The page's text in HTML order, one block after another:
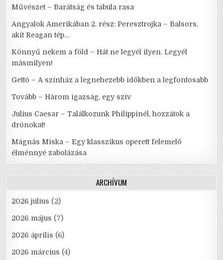
Művészet – Barátság és tabula rasa
Angyalok Amerikában 2. rész: Peresztrojka – Balsors,
akit Reagan tép…
Könnyű nekem a föld – Hát ne legyél ilyen. Legyél
másmilyen!
Gettó – A színház a legnehezebb időkben a legfontosabb
Tovább – Három igazság, egy szív
Julius Caesar – Találkozunk Philippinél, hozzátok a
drónokat!
Mágnás Miska – Egy klasszikus operett felemelő
élménnyé zabolázása
ARCHÍVUM
2026 július (2)
2026 május (7)
2026 április (6)
2026 március (4)